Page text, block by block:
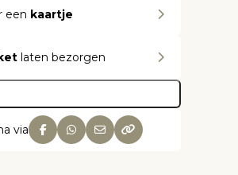
een kaartje
laten bezorgen
via